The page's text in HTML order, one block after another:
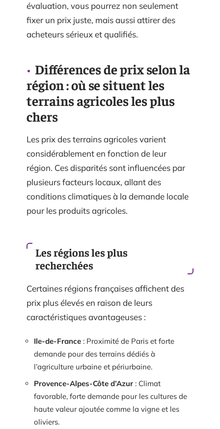
évaluation, vous pourrez non seulement
fixer un prix juste, mais aussi attirer des
acheteurs sérieux et qualifiés.
Différences de prix selon la
région : où se situent les
terrains agricoles les plus
chers
Les prix des terrains agricoles varient
considérablement en fonction de leur
région. Ces disparités sont influencées par
plusieurs facteurs locaux, allant des
conditions climatiques à la demande locale
pour les produits agricoles.
Les régions les plus
recherchées
Certaines régions françaises affichent des
prix plus élevés en raison de leurs
caractéristiques avantageuses :
Ile-de-France : Proximité de Paris et forte
demande pour des terrains dédiés à
l’agriculture urbaine et périurbaine.
Provence-Alpes-Côte d’Azur : Climat
favorable, forte demande pour les cultures de
haute valeur ajoutée comme la vigne et les
oliviers.